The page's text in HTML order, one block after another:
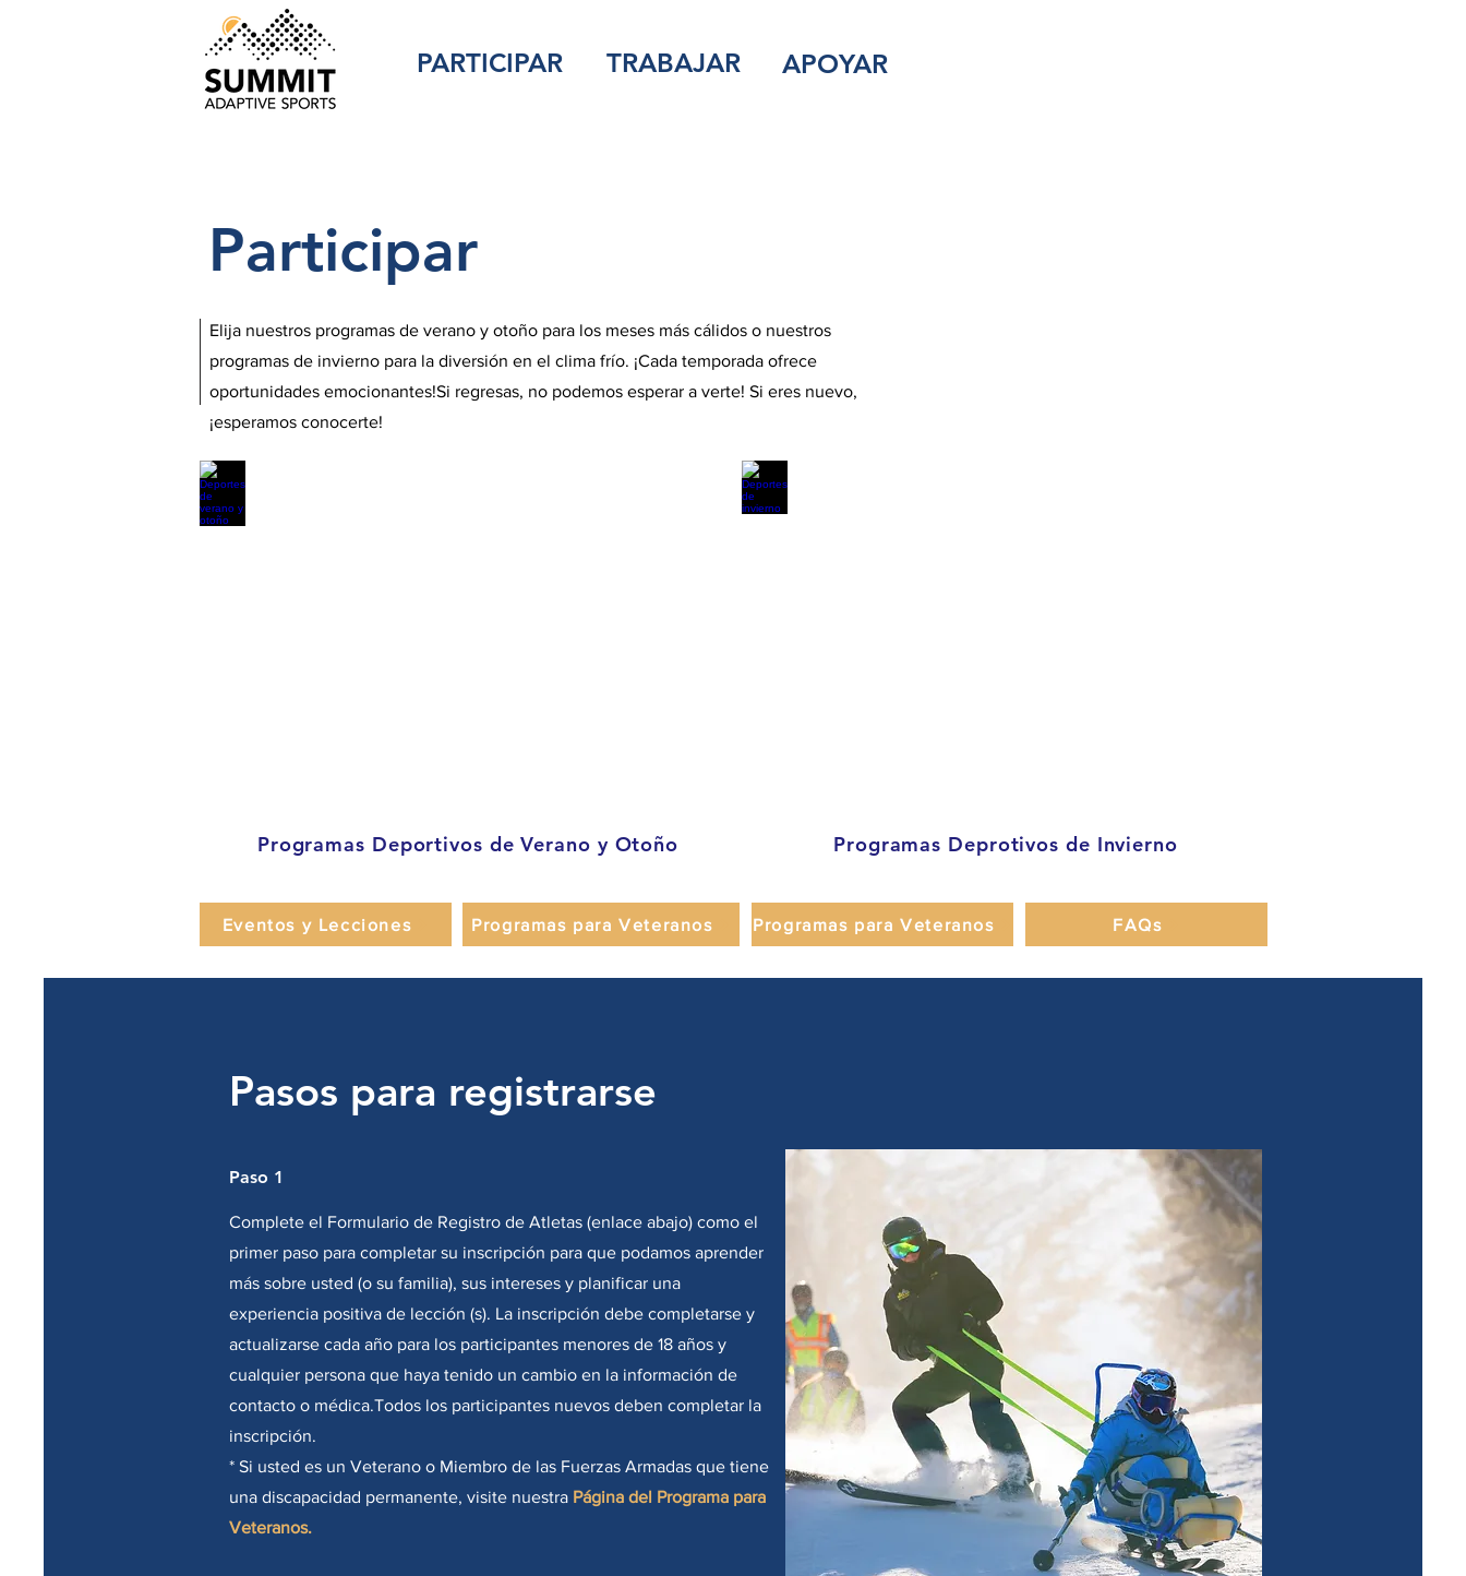
PARTICIPAR TRABAJAR APOYAR
Participar
Elija nuestros programas de verano y otoño para los meses más cálidos o nuestros
programas de invierno para la diversión en el clima frío. ¡Cada temporada ofrece
oportunidades emocionantes!Si regresas, no podemos esperar a verte! Si eres nuevo,
¡esperamos conocerte!
Programas Deportivos de Verano y Otoño Programas Deprotivos de Invierno
Eventos y Lecciones Programas para Veteranos Programas para Veteranos FAQs
Regístrese hoy
Hemos comenzado a programar las fechas de nuestro programa para la temporada de nieve
2024/2025.Por favor, continúe leyendo para más detalles.
Si no ha completado una inscripción de participante en los últimos 12 meses, por favor siga los
enlaces a continuación. Asegúrese de hablar sobre la participación en las clases de deportes
con Summit Adaptive Sports con su médico (de su familiar) y reciba una recomendación para
participar antes de comenzar con nosotros cada temporada.
Pasos para registrarse
Paso 1
Complete el Formulario de Registro de Atletas (enlace abajo) como el
primer paso para completar su inscripción para que podamos aprender
más sobre usted (o su familia), sus intereses y planificar una
experiencia positiva de lección (s). La inscripción debe completarse y
actualizarse cada año para los participantes menores de 18 años y
cualquier persona que haya tenido un cambio en la información de
contacto o médica.Todos los participantes nuevos deben completar la
inscripción.
* Si usted es un Veterano o Miembro de las Fuerzas Armadas que tiene
una discapacidad permanente, visite nuestra Página del Programa para
Veteranos.